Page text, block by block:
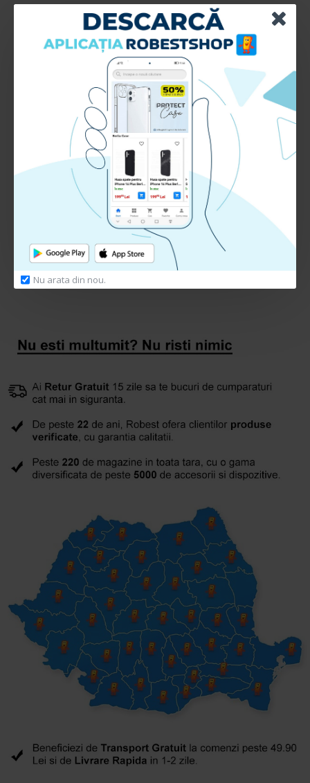
Nu arata din nou.
Producator: Deepbass
Gama: DC
Compatibil cu toate dispozitivele Type-C
Special pentru telefoanele Android
Suporta 5A pentru functia QuickCharge / FastCharge
Culoare: negru
Lungime 1.0m
Mufa metalica.
Material: aliaj de aluminiu + cauciuc
RECENZII CLIENTI:
Nu sunt recenzii la acest produs.
Adauga Recenzie
sauinregistreaza un cont nou
pentru a putea lasa o recenzie